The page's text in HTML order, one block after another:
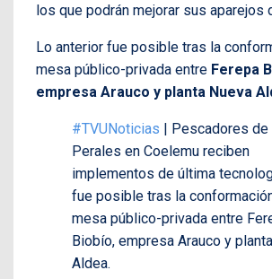
los que podrán mejorar sus aparejos
Lo anterior fue posible tras la
mesa público-privada entre Ferepa
empresa Arauco y planta Nueva
#TVUNoticias | Pescadores
Perales en Coelemu reciben
implementos de última
fue posible tras la
mesa público-privada entre
Biobío, empresa Arauco y
Aldea.